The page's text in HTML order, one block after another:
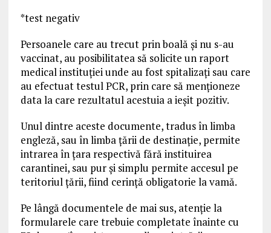
*test negativ
Persoanele care au trecut prin boală și nu s-au
vaccinat, au posibilitatea să solicite un raport
medical instituției unde au fost spitalizați sau care
au efectuat testul PCR, prin care să menționeze
data la care rezultatul acestuia a ieșit pozitiv.
Unul dintre aceste documente, tradus în limba
engleză, sau în limba țării de destinație, permite
intrarea în țara respectivă fără instituirea
carantinei, sau pur și simplu permite accesul pe
teritoriul țării, fiind cerință obligatorie la vamă.
Pe lângă documentele de mai sus, atenție la
formularele care trebuie completate înainte cu